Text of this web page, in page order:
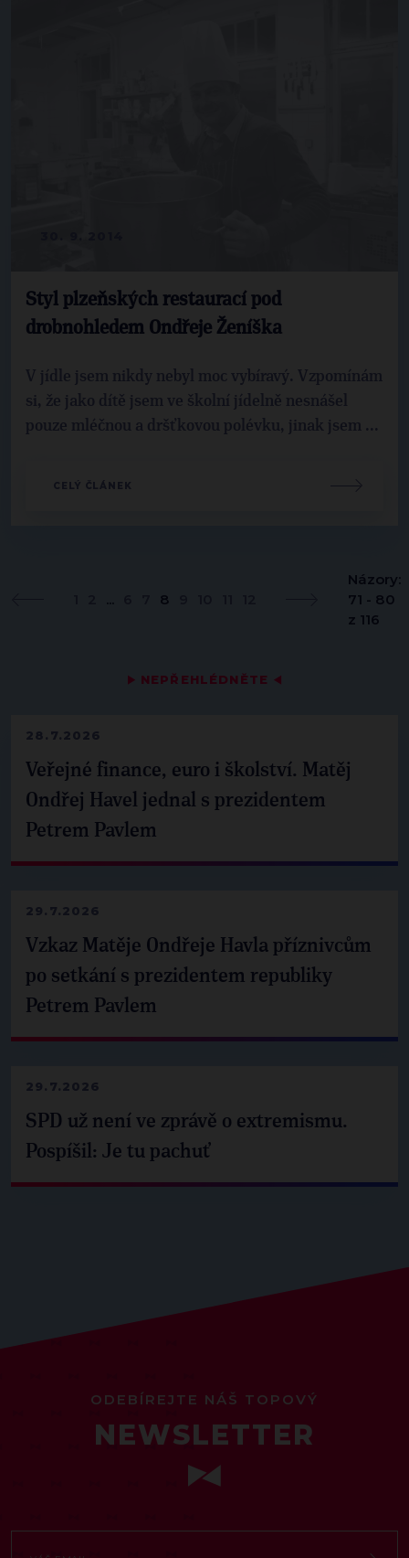
▶ NEPŘEHLÉDNĚTE ◀
28.7.2026
Veřejné finance, euro i školství. Matěj
Ondřej Havel jednal s prezidentem
Petrem Pavlem
29.7.2026
Vzkaz Matěje Ondřeje Havla příznivcům
po setkání s prezidentem republiky
Petrem Pavlem
29.7.2026
SPD už není ve zprávě o extremismu.
Pospíšil: Je tu pachuť
Styl plzeňských restaurací pod
drobnohledem Ondřeje Ženíška
V jídle jsem nikdy nebyl moc vybíravý. Vzpomínám
si, že jako dítě jsem ve školní jídelně nesnášel
pouze mléčnou a dršťkovou polévku, jinak jsem ...
CELÝ ČLÁNEK
... 8
Názory:
71 - 80
z 116
ODEBÍREJTE NÁŠ TOPOVÝ
NEWSLETTER